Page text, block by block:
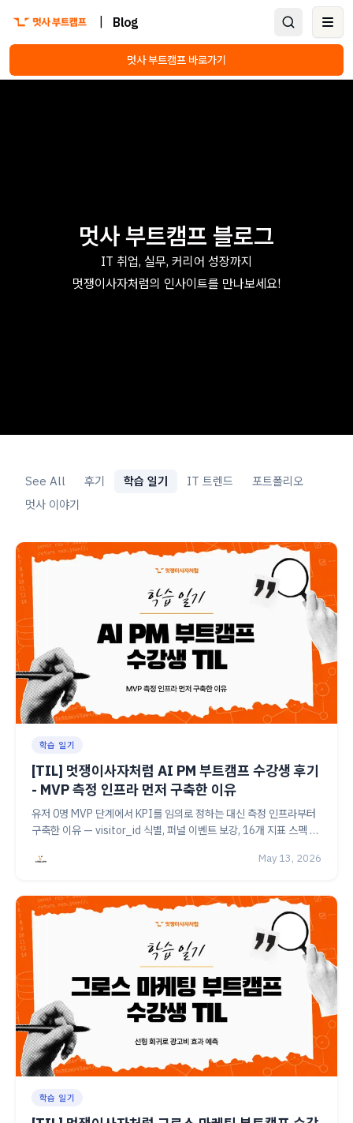
Blog
멋사 부트캠프 바로가기
멋사 부트캠프 블로그
IT 취업, 실무, 커리어 성장까지
멋쟁이사자처럼의 인사이트를 만나보세요!
See All 후기 학습 일기 IT 트렌드
포트폴리오
멋사 이야기
학습 일기
[TIL] 멋쟁이사자처럼 AI PM 부트캠프 수강생 후기
- MVP 측정 인프라 먼저 구축한 이유
유저 0명 MVP 단계에서 KPI를 임의로 정하는 대신 측정 인프라부터
구축한 이유 — visitor_id 식별, 퍼널 이벤트 보강, 16개 지표 스펙 문
이에요.
May 13, 2026
학습 일기